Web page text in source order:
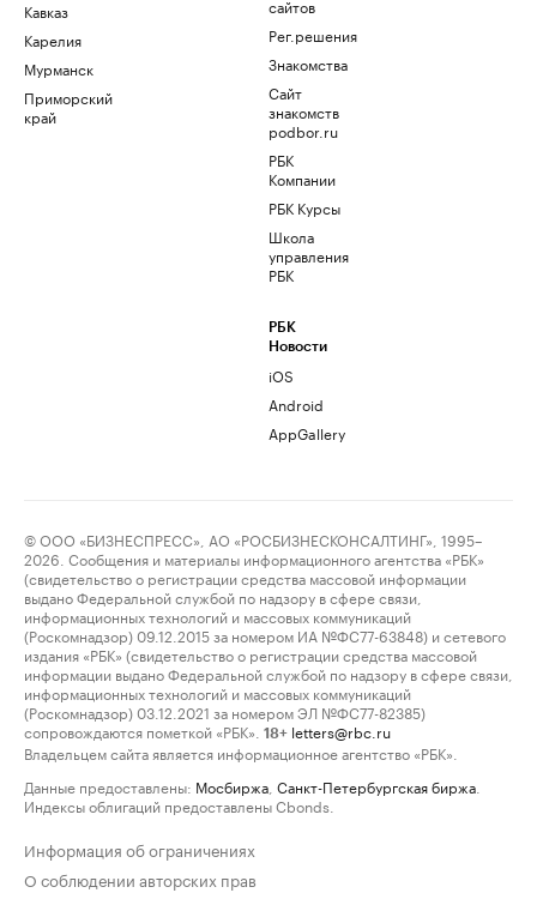
Кавказ
Карелия
Мурманск
Приморский
край
сайтов
Рег.решения
Знакомства
Сайт
знакомств
podbor.ru
РБК
Компании
РБК Курсы
Школа
управления
РБК
РБК
Новости
iOS
Android
AppGallery
© ООО «БИЗНЕСПРЕСС», АО «РОСБИЗНЕСКОНСАЛТИНГ», 1995–
2026. Сообщения и материалы информационного агентства «РБК»
(свидетельство о регистрации средства массовой информации
выдано Федеральной службой по надзору в сфере связи,
информационных технологий и массовых коммуникаций
(Роскомнадзор) 09.12.2015 за номером ИА №ФС77-63848) и сетевого
издания «РБК» (свидетельство о регистрации средства массовой
информации выдано Федеральной службой по надзору в сфере связи,
информационных технологий и массовых коммуникаций
(Роскомнадзор) 03.12.2021 за номером ЭЛ №ФС77-82385)
сопровождаются пометкой «РБК».
18+ letters@rbc.ru
Владельцем сайта является информационное агентство «РБК».
Данные предоставлены: Мосбиржа Санкт-Петербургская биржа
Индексы облигаций предоставлены Cbonds.
Информация об ограничениях
О соблюдении авторских прав